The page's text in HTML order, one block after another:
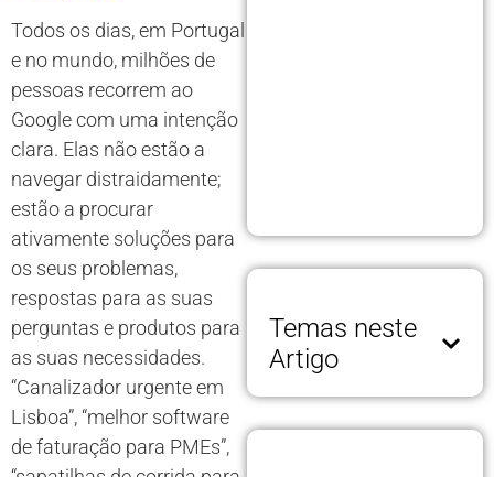
Todos os dias, em Portugal
e no mundo, milhões de
pessoas recorrem ao
Google com uma intenção
clara. Elas não estão a
navegar distraidamente;
estão a procurar
ativamente soluções para
os seus problemas,
respostas para as suas
perguntas e produtos para
as suas necessidades.
“Canalizador urgente em
Lisboa”, “melhor software
de faturação para PMEs”,
Temas neste
Artigo